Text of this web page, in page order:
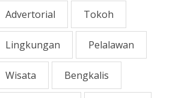
Advertorial Tokoh
Lingkungan Pelalawan
Wisata Bengkalis